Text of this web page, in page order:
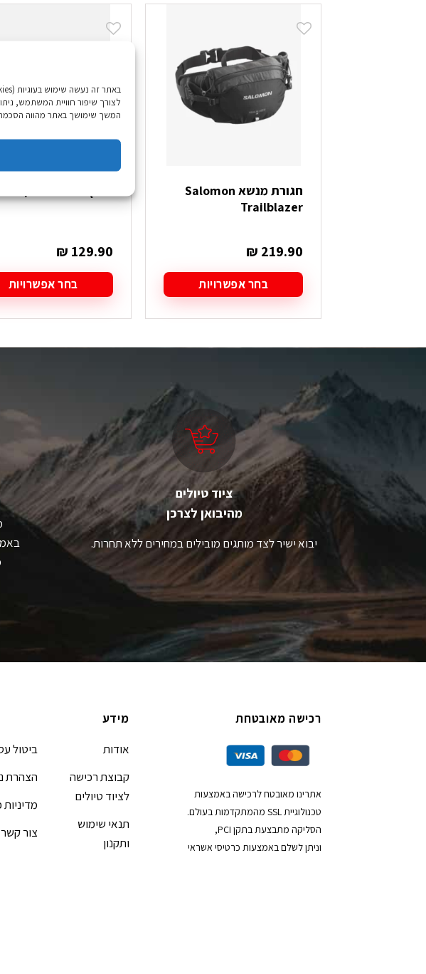
לצורך שיפור חוויית המשתמש,
המשך שימושך באתר מהווה הסכמה
חגורת מנשא Salomon
Trailblazer
₪ 219.90
בחר אפשרויות
למוצר
זה
ניתן
לבחור
את
האפשרויות
בעמוד
המוצר
₪ 129.90
בחר אפשרויות
למוצר
זה
את
האפשרויות
בעמוד
המוצר
ציוד טיולים
מהיבואן לצרכן
יבוא ישיר לצד מותגים מובילים במחירים ללא תחרות.
רכישה מאובטחת
אתרינו מאובטח לרכישה באמצעות
טכנולוגיית SSL מהמתקדמות בעולם.
הסליקה מתבצעת בתקן PCI,
וניתן לשלם באמצעות כרטיסי אשראי
מידע
אודות
קבוצת רכישה
לציוד טיולים
תנאי שימוש
ותקנון
ביטול
הצהרת
צור קשר